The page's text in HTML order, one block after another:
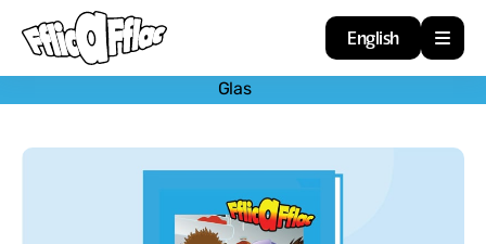
English
Glas